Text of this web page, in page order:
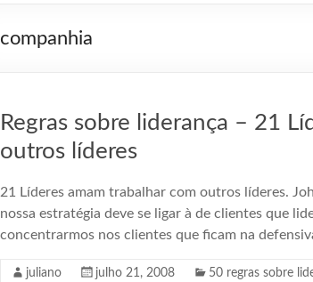
companhia
Regras sobre liderança – 21
outros líderes
21 Líderes amam trabalhar com outros líderes.
nossa estratégia deve se ligar à de clientes que
concentrarmos nos clientes que ficam na
juliano julho 21, 2008 50 regras sobre